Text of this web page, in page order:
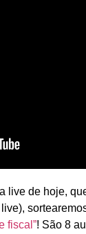
live de hoje,
fiscal”! São 8